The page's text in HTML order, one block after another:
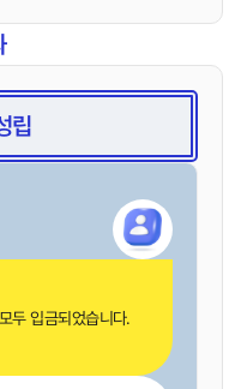
립
두 입금되었습니다.